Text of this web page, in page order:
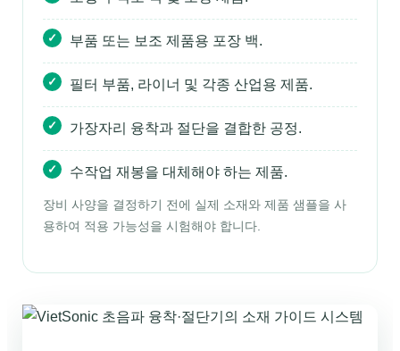
부품 또는 보조 제품용 포장 백.
필터 부품, 라이너 및 각종 산업용 제품.
가장자리 융착과 절단을 결합한 공정.
수작업 재봉을 대체해야 하는 제품.
장비 사양을 결정하기 전에 실제 소재와 제품 샘플을 사
용하여 적용 가능성을 시험해야 합니다.